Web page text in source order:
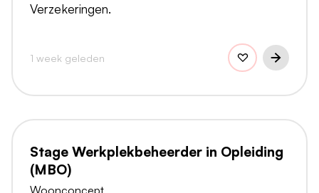
Verzekeringen.
1 week geleden
Stage Werkplekbeheerder in Opleiding
(MBO)